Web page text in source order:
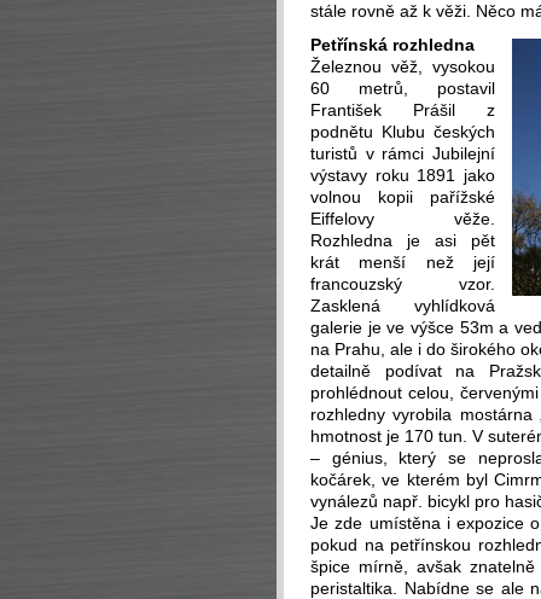
stále rovně až k věži. Něco
Petřínská rozhledna
Železnou věž, vysokou
60 metrů, postavil
František Prášil z
podnětu Klubu českých
turistů v rámci Jubilejní
výstavy roku 1891 jako
volnou kopii pařížské
Eiffelovy věže.
Rozhledna je asi pět
krát menší než její
francouzský vzor.
Zasklená vyhlídková
galerie je ve výšce 53m a
na Prahu, ale i do širokého
detailně podívat na
prohlédnout celou,
rozhledny vyrobila
hmotnost je 170 tun. V
– génius, který se
kočárek, ve kterém byl
vynálezů např. bicykl pro
Je zde umístěna i expozice
pokud na petřínskou
špice mírně, avšak
peristaltika. Nabídne se ale